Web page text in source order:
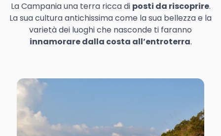
La Campania una terra ricca di posti da riscoprire.
La sua cultura antichissima come la sua bellezza e la
varietà dei luoghi che nasconde ti faranno
innamorare dalla costa all’entroterra.